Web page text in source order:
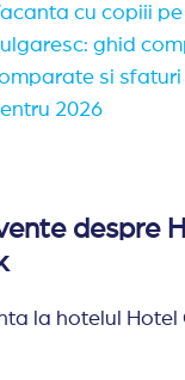
cu copiii pe
ghid
si
2026
despre
la hotelul Hotel